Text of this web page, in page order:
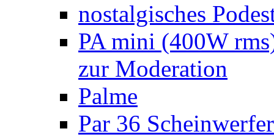
nostalgisches
PA mini (400W
zur Moderation
Palme
Par 36 Scheinwerfer